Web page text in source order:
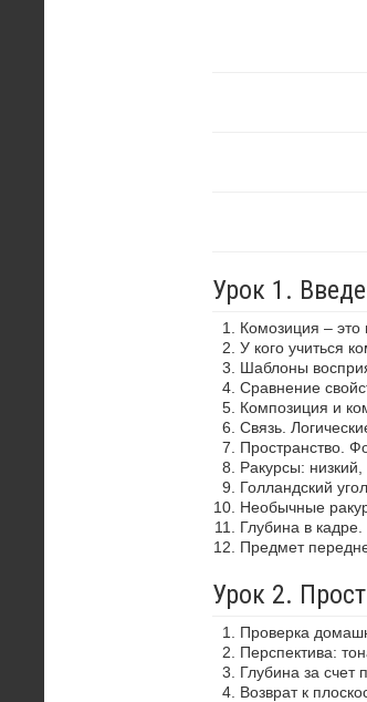
Урок 1.
Комозиция – это
У кого учиться
Шаблоны
Сравнение
Композиция и
Связь.
Пространство.
Ракурсы:
Голландский
Необычные
Глубина в
Предмет
Урок 2.
Проверка
Перспектива:
Глубина за счет
Возврат к